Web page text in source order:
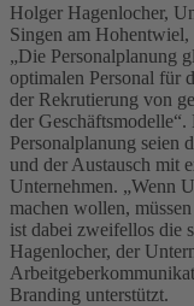
Holger Hagenlocher,
Singen am
„Die Personalplanung
optimalen Personal für
der Rekrutierung von
der
Personalplanung seien
und der Austausch mit
Unternehmen. „Wenn
machen wollen,
ist dabei zweifellos die
Hagenlocher, der
Branding unterstützt.